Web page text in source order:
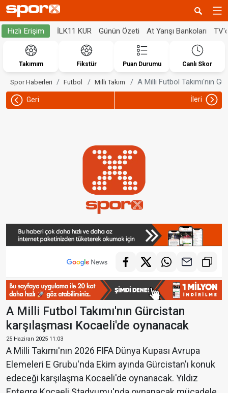
Hızlı Erişim İLK11 KUR Günün Özeti At Yarışı Bankoları
Takımım Fikstür Puan Durumu Canlı Skor
Spor Haberleri Futbol Milli Takım A Milli Futbol Takımı'nın
Geri İleri
A Milli Futbol Takımı'nın Gürcistan
karşılaşması Kocaeli'de oynanacak
25 Haziran 2025 11:03
A Milli Takımı'nın 2026 FIFA Dünya Kupası Avrupa
Elemeleri E Grubu'nda Ekim ayında Gürcistan'ı konuk
edeceği karşılaşma Kocaeli'de oynanacak. Yıldız